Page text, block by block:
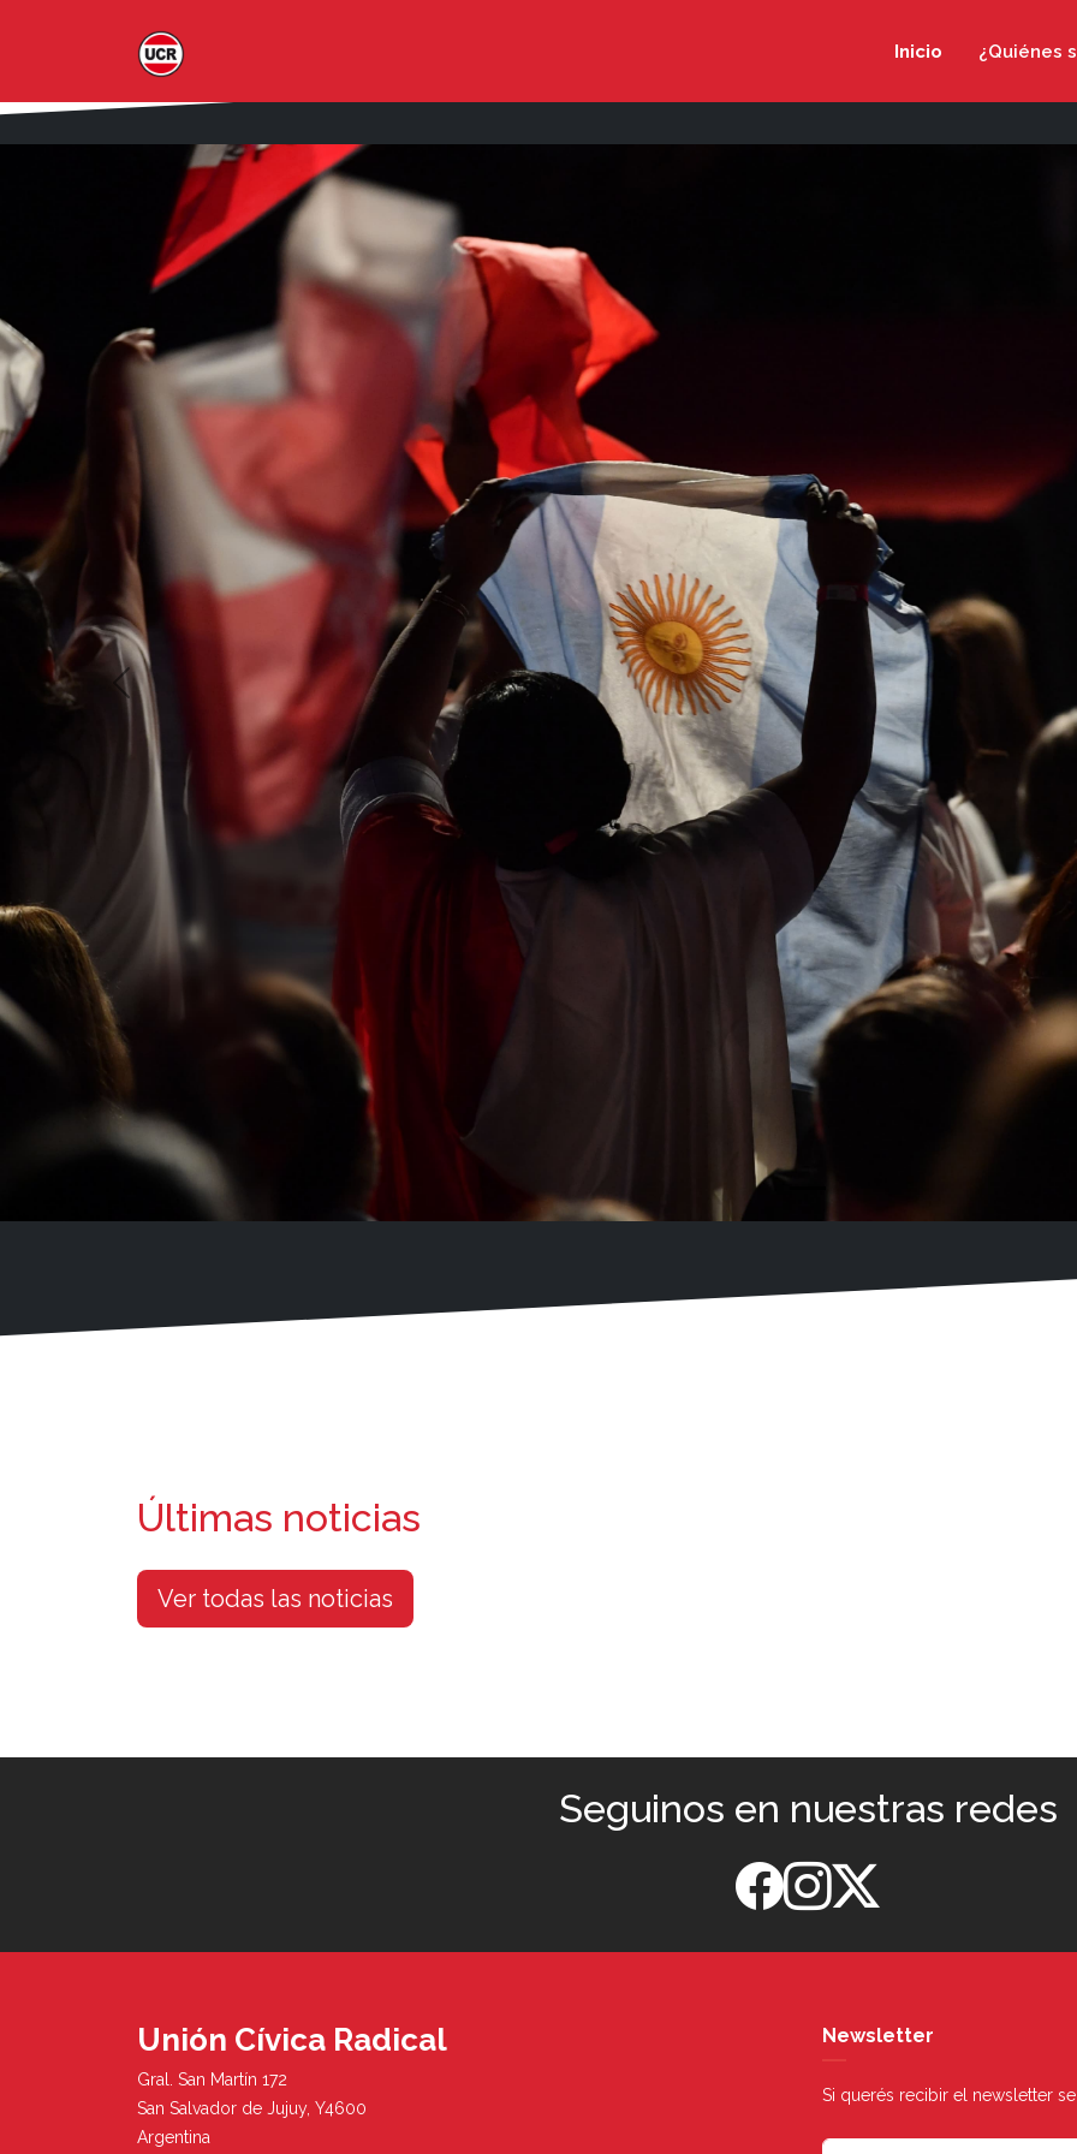
Inicio ¿Quiénes
Previous
Últimas noticias
Ver todas las noticias
Seguinos en nuestras redes
Unión Cívica Radical
Gral. San Martín 172
San Salvador de Jujuy, Y4600
Argentina
Newsletter
Si querés recibir el newsletter